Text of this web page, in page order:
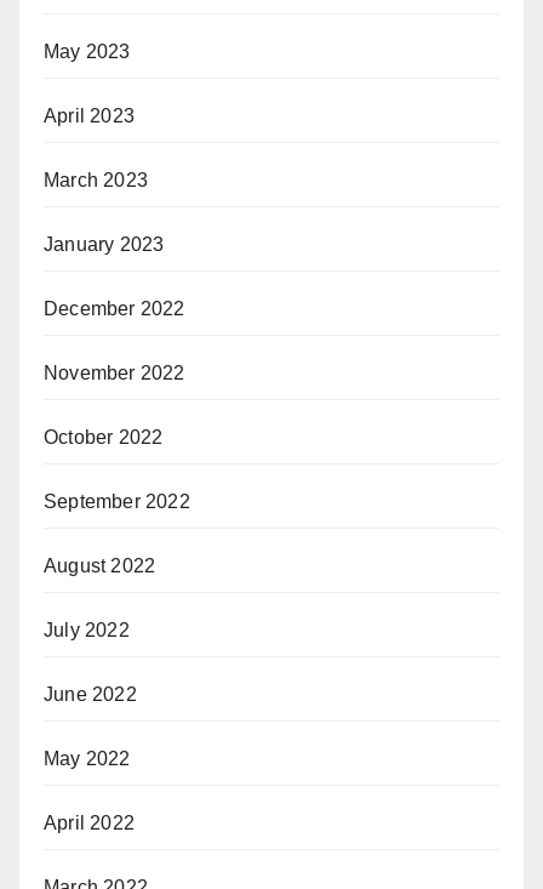
May 2023
April 2023
March 2023
January 2023
December 2022
November 2022
October 2022
September 2022
August 2022
July 2022
June 2022
May 2022
April 2022